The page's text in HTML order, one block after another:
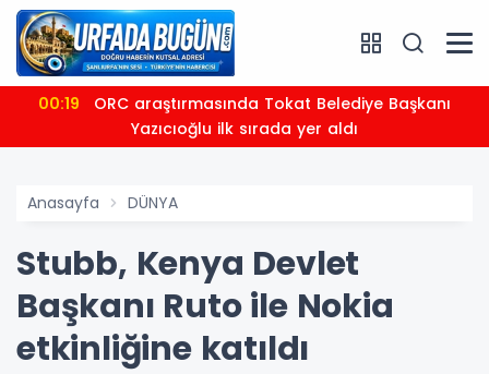
00:19
Yazıcıoğlu ilk sırada yer aldı
Anasayfa DÜNYA
Stubb, Kenya Devlet
Başkanı Ruto ile Nokia
etkinliğine katıldı